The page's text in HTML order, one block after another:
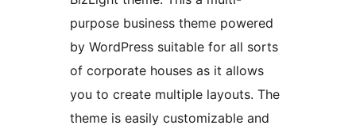
purpose business theme powered
by WordPress suitable for all sorts
of corporate houses as it allows
you to create multiple layouts. The
theme is easily customizable and